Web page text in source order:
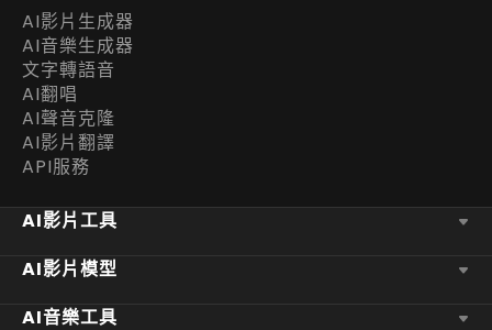
AI影片生成器
AI音樂生成器
文字轉語音
AI翻唱
AI聲音克隆
AI影片翻譯
API服務
AI影片工具
AI影片模型
AI音樂工具